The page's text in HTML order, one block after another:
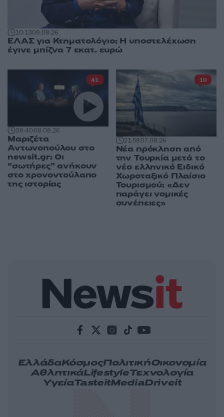
10:1308.08.26
ΕΛΑΣ για Κτηματολόγιο: Η υποστελέχωση
έγινε μπίζνα 7 εκατ. ευρώ
08:4008.08.26
Μαριζέτα
Αντωνοπούλου στο
newsit.gr: Οι
“σωτήρες” ανήκουν
στο χρονοντούλαπο
της ιστορίας
41
21:5807.08.26
Νέα πρόκληση από
την Τουρκία μετά το
νέο ελληνικό Ειδικό
Χωροταξικό Πλαίσιο
Τουρισμού: «Δεν
παράγει νομικές
συνέπειες»
10
ΕλλάδαΚόσμοςΠολιτικήΟικονομία
ΑθλητικάLifestyleΤεχνολογία
ΥγείαTasteitMediaDriveit